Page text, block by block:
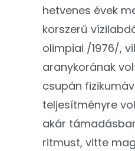
hetvenes évek
korszerű
olimpiai /1976/,
aranykorának
csupán
teljesítményre
akár
ritmust, vitte